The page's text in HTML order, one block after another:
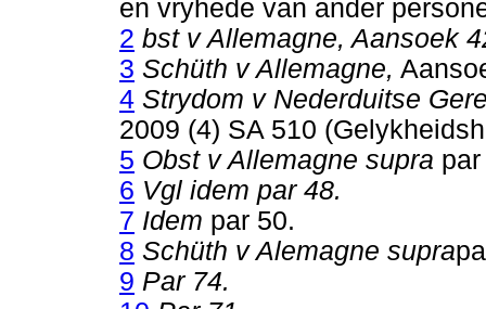
en vryhede van ander
2 bst v Allemagne, Aansoek
3 Schüth v Allemagne,
4 Strydom v Nederduitse
2009 (4) SA 510
5 Obst v Allemagne supra
6 Vgl idem par 48.
7 Idem par 50.
8 Schüth v Alemagne supra
9 Par 74.